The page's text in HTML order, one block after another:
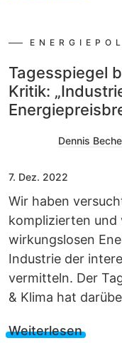
Tagesspiegel
Kritik:
Dennis
7. Dez. 2022
Wir haben
komplizierten
wirkungslosen
Industrie der
vermitteln. Der
& Klima hat
Weiterlesen